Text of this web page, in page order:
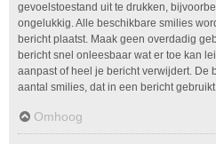
gevoelstoestand uit te drukken,
ongelukkig. Alle beschikbare smilies
bericht plaatst. Maak geen overdadig
bericht snel onleesbaar wat er toe kan
aanpast of heel je bericht verwijdert. De
aantal smilies, dat in een bericht
Omhoog